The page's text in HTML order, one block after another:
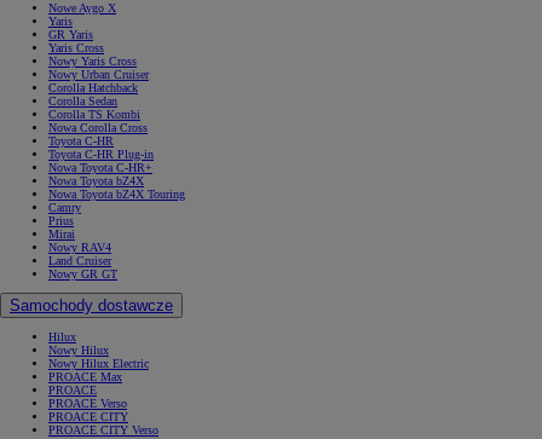
Nowe Aygo X
Yaris
GR Yaris
Yaris Cross
Nowy Yaris Cross
Nowy Urban Cruiser
Corolla Hatchback
Corolla Sedan
Corolla TS Kombi
Nowa Corolla Cross
Toyota C-HR
Toyota C-HR Plug-in
Nowa Toyota C-HR+
Nowa Toyota bZ4X
Nowa Toyota bZ4X Touring
Camry
Prius
Mirai
Nowy RAV4
Land Cruiser
Nowy GR GT
Samochody dostawcze
Hilux
Nowy Hilux
Nowy Hilux Electric
PROACE Max
PROACE
PROACE Verso
PROACE CITY
PROACE CITY Verso